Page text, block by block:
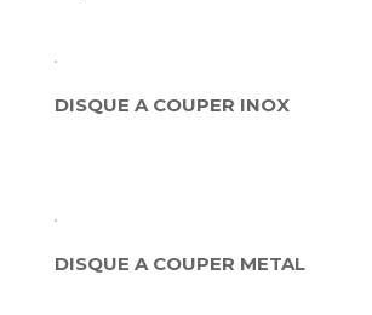
DISQUE A COUPER INOX
DISQUE A COUPER METAL